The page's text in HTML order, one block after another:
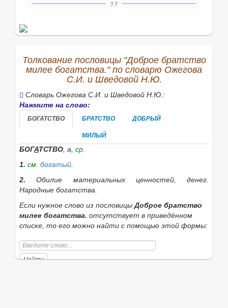
Толкование пословицы "Доброе братство
милее богатства." по словарю Ожегова
С.И. и Шведовой Н.Ю.
Словарь Ожегова С.И. и Шведовой Н.Ю.:
Нажмите на слово:
БОГАТСТВО БРАТСТВО ДОБРЫЙ
МИЛЫЙ
БОГАТСТВО, а, ср.
1. см. богатый.
2. Обилие материальных ценностей, денег.
Народные богатства.
Если нужное слово из пословицыДоброе братство
милее богатства. отсутствует в приведённом
списке, то его можно найти с помощью этой формы:
Найти